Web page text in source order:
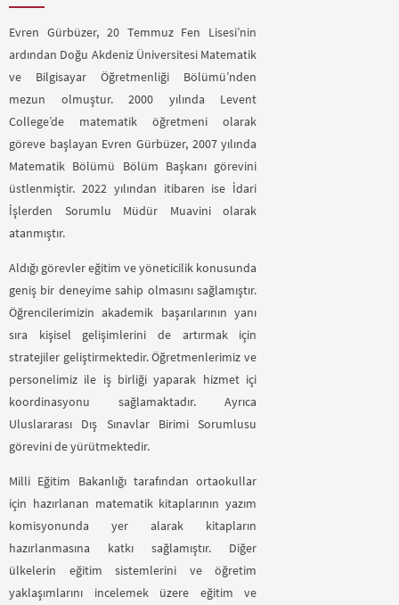
Evren Gürbüzer, 20 Temmuz Fen Lisesi’nin
ardından Doğu Akdeniz Üniversitesi Matematik
ve Bilgisayar Öğretmenliği Bölümü’nden
mezun olmuştur. 2000 yılında Levent
College’de matematik öğretmeni olarak
göreve başlayan Evren Gürbüzer, 2007 yılında
Matematik Bölümü Bölüm Başkanı görevini
üstlenmiştir. 2022 yılından itibaren ise İdari
İşlerden Sorumlu Müdür Muavini olarak
atanmıştır.
Aldığı görevler eğitim ve yöneticilik konusunda
geniş bir deneyime sahip olmasını sağlamıştır.
Öğrencilerimizin akademik başarılarının yanı
sıra kişisel gelişimlerini de artırmak için
stratejiler geliştirmektedir. Öğretmenlerimiz ve
personelimiz ile iş birliği yaparak hizmet içi
koordinasyonu sağlamaktadır. Ayrıca
Uluslararası Dış Sınavlar Birimi Sorumlusu
görevini de yürütmektedir.
Milli Eğitim Bakanlığı tarafından ortaokullar
için hazırlanan matematik kitaplarının yazım
komisyonunda yer alarak kitapların
hazırlanmasına katkı sağlamıştır. Diğer
ülkelerin eğitim sistemlerini ve öğretim
yaklaşımlarını incelemek üzere eğitim ve